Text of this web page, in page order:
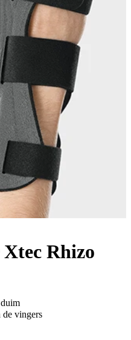
Rhizo
de vingers